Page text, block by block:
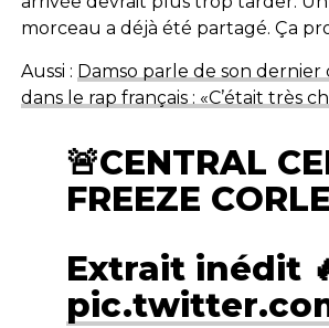
morceau a déjà été partagé. Ça
Aussi : Damso parle de son
dans le rap français : «C’était très
🚨CENTRAL
FREEZE
Extrait inédit